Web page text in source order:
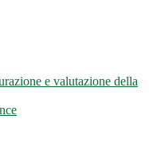
e valutazione della